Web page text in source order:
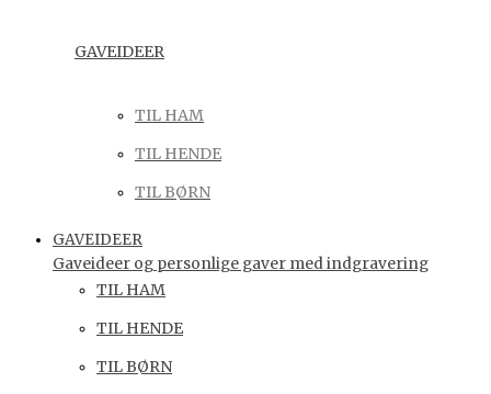
GAVEIDEER
TIL HAM
TIL HENDE
TIL BØRN
GAVEIDEER
Gaveideer og personlige gaver med indgravering
TIL HAM
TIL HENDE
TIL BØRN